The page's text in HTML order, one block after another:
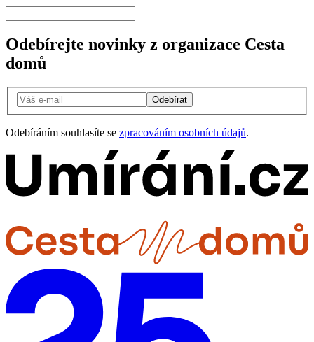
Odebírejte novinky z organizace Cesta
domů
Odebírat
Odebíráním souhlasíte se zpracováním osobních údajů.